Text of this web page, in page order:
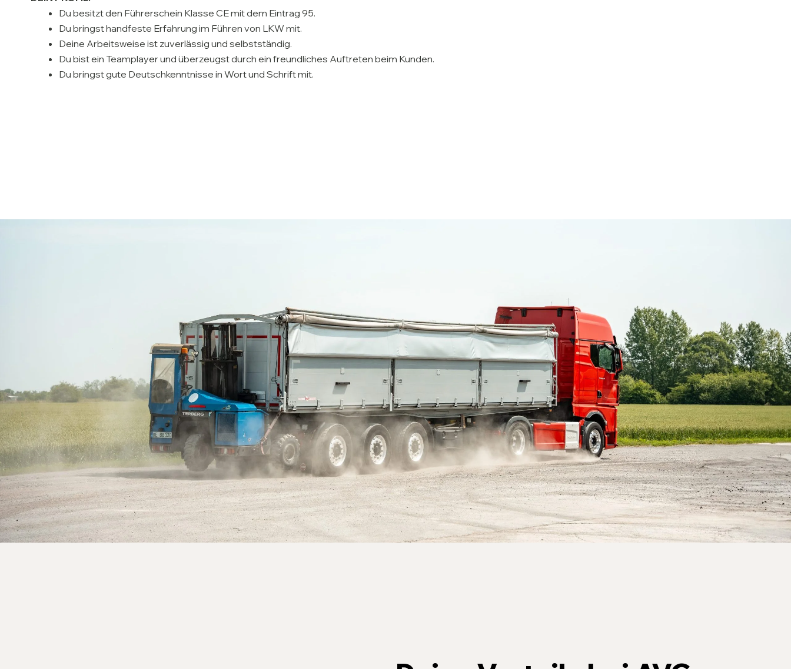
Du besitzt den Führerschein Klasse CE mit dem Eintrag 95.
Du bringst handfeste Erfahrung im Führen von LKW mit.
Deine Arbeitsweise ist zuverlässig und selbstständig.
Du bist ein Teamplayer und überzeugst durch ein freundliches Auftreten beim Kunden.
Du bringst gute Deutschkenntnisse in Wort und Schrift mit.